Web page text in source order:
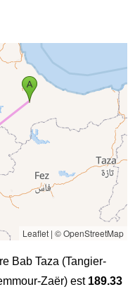
Leaflet| © OpenStreetMap
Bab Taza (Tangier-
Zaër) est 189.33